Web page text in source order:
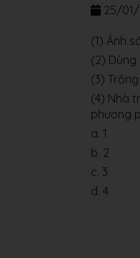
25/01/
(1) Ánh
(2)
(3)
(4) Nhà
phương
a. 1
b. 2
c. 3
d. 4